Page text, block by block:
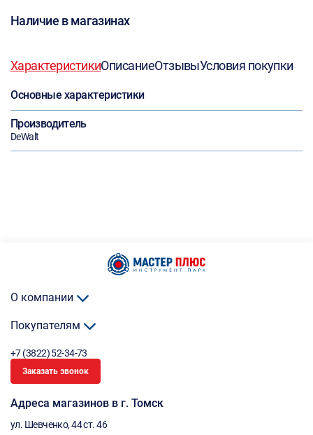
Наличие в магазинах
ХарактеристикиОписаниеОтзывыУсловия покупки
Основные характеристики
Производитель
DeWalt
О компании
Покупателям
+7 (3822) 52-34-73
Заказать звонок
Адреса магазинов в г. Томск
ул. Шевченко, 44 ст. 46